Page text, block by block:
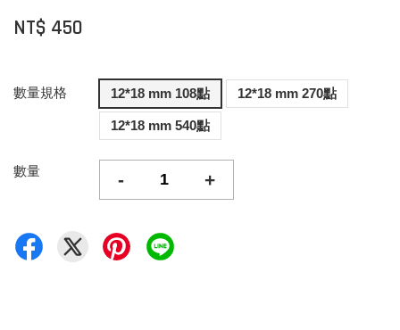
NT$ 450
數量規格 12*18 mm 108點 12*18 mm 270點
12*18 mm 540點
數量 - +